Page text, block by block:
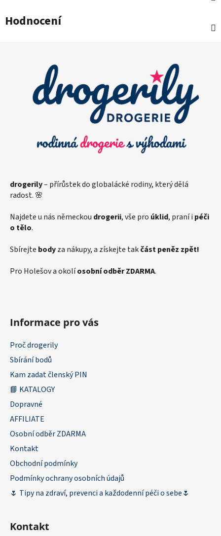
Hodnocení
drogerily– přírůstek do globalácké rodiny, který dělá
radost. 🌸
Najdete u nás německou drogerii, vše pro úklid, praní i péči
o tělo.
Sbírejte bodyza nákupy, a získejte takčást peněz zpět!
Pro Holešov a okolíosobní odběr ZDARMA.
Informace pro vás
Proč drogerily
Sbírání bodů
Kam zadat členský PIN
📘 KATALOGY
Dopravné
AFFILIATE
Osobní odběr ZDARMA
Kontakt
Obchodní podmínky
Podmínky ochrany osobních údajů
🌷 Tipy na zdraví, prevenci a každodenní péči o sebe🌷
Kontakt